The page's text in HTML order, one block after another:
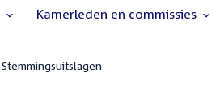
Kamerleden en commissies
Stemmingsuitslagen